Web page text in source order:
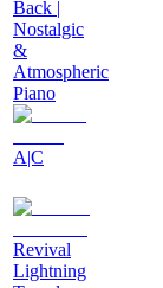
Back |
Nostalgic
&
Atmospheric
Piano
A|C
Revival
Lightning